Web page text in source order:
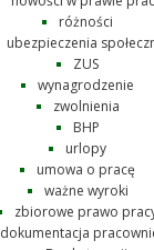
różności
ubezpieczenia
ZUS
wynagrodzenie
zwolnienia
BHP
urlopy
umowa o pracę
ważne wyroki
zbiorowe prawo
dokumentacja